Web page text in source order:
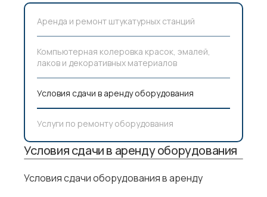
Аренда и ремонт штукатурных станций
Компьютерная колеровка красок, эмалей,
лаков и декоративных материалов
Условия сдачи в аренду оборудования
Услуги по ремонту оборудования
Условия сдачи в аренду оборудования
Условия сдачи оборудования в аренду